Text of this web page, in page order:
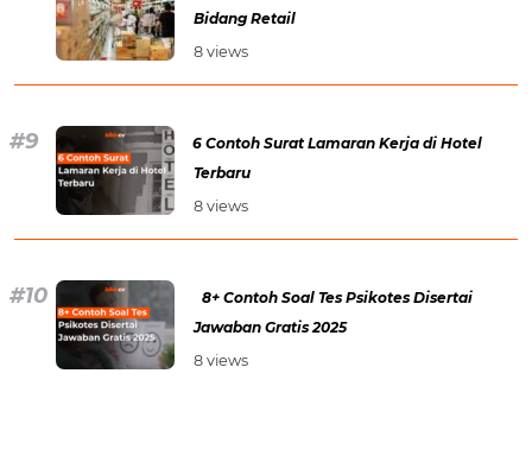
Bidang Retail
8 views
6 Contoh Surat Lamaran Kerja di Hotel
Terbaru
8 views
8+ Contoh Soal Tes Psikotes Disertai
Jawaban Gratis 2025
8 views